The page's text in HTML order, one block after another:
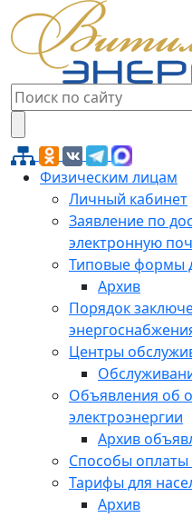
Физическим лицам
Личный кабинет
Заявление по
электронную
Типовые формы
Архив
Порядок
Центры
Объявления об
электроэнергии
Архив
Способы оплаты
Тарифы для
Архив